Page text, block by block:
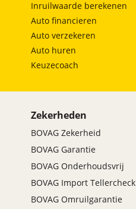
Inruilwaarde berekenen
Auto financieren
Auto verzekeren
Auto huren
Keuzecoach
Zekerheden
BOVAG Zekerheid
BOVAG Garantie
BOVAG Onderhoudsvrij
BOVAG Import Tellercheck
BOVAG Omruilgarantie